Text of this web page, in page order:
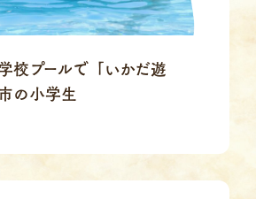
校プールで「いかだ遊
の小学生